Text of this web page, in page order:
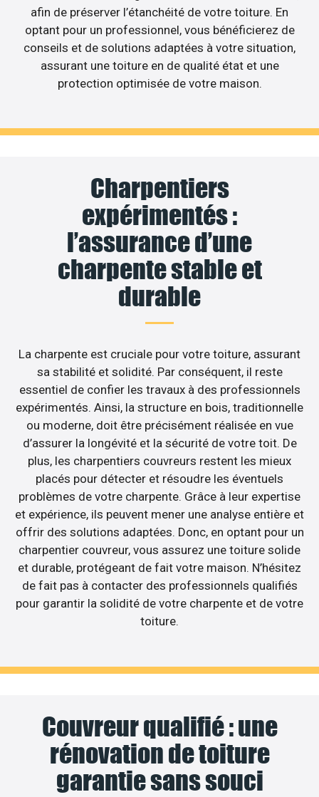
afin de préserver l’étanchéité de votre toiture. En
optant pour un professionnel, vous bénéficierez de
conseils et de solutions adaptées à votre situation,
assurant une toiture en de qualité état et une
protection optimisée de votre maison.
Charpentiers
expérimentés :
l’assurance d’une
charpente stable et
durable
La charpente est cruciale pour votre toiture, assurant
sa stabilité et solidité. Par conséquent, il reste
essentiel de confier les travaux à des professionnels
expérimentés. Ainsi, la structure en bois, traditionnelle
ou moderne, doit être précisément réalisée en vue
d’assurer la longévité et la sécurité de votre toit. De
plus, les charpentiers couvreurs restent les mieux
placés pour détecter et résoudre les éventuels
problèmes de votre charpente. Grâce à leur expertise
et expérience, ils peuvent mener une analyse entière et
offrir des solutions adaptées. Donc, en optant pour un
charpentier couvreur, vous assurez une toiture solide
et durable, protégeant de fait votre maison. N’hésitez
de fait pas à contacter des professionnels qualifiés
pour garantir la solidité de votre charpente et de votre
toiture.
Couvreur qualifié : une
rénovation de toiture
garantie sans souci